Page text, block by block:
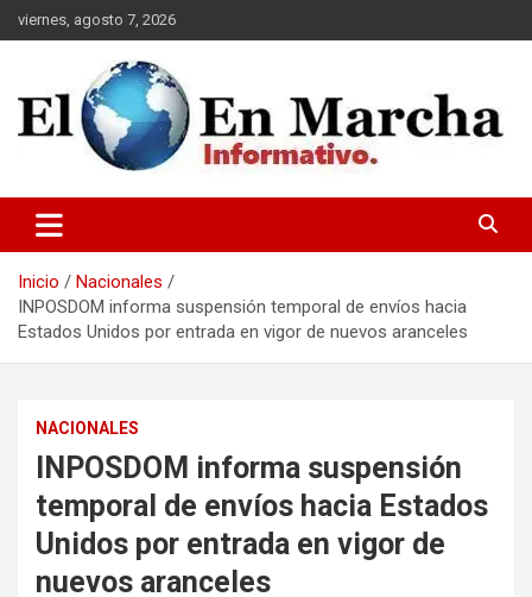
Saltar
al
viernes, agosto 7, 2026
elmundoenmarcha.net
Inicio
Nacionales
INPOSDOM informa suspensión temporal de envíos hacia
Estados Unidos por entrada en vigor de nuevos aranceles
NACIONALES
INPOSDOM informa suspensión
temporal de envíos hacia Estados
Unidos por entrada en vigor de
nuevos aranceles